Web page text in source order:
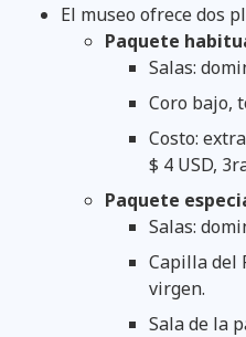
El museo ofrece dos
Paquete
Salas:
Coro bajo,
Costo:
$ 4 USD,
Paquete
Salas:
Capilla del
virgen.
Sala de la